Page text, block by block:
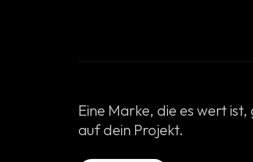
Eine Marke, die es wert
auf dein Projekt.